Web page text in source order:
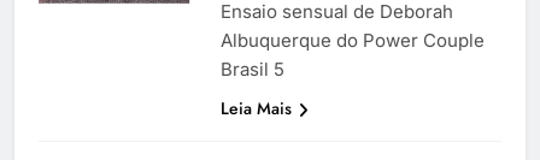
Ensaio sensual de Deborah
Albuquerque do Power Couple
Brasil 5
Leia Mais